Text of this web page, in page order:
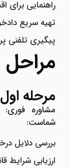
راهنمایی برای
تهیه سریع
پیگیری تلفنی
مرحله
مشاوره فوری:
شماست:
بررسی دلایل
ارزیابی شرایط